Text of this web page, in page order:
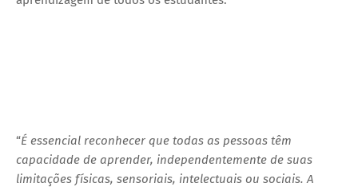
“É essencial reconhecer que todas as pessoas têm
capacidade de aprender, independentemente de suas
limitações físicas, sensoriais, intelectuais ou sociais. A